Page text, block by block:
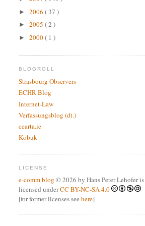
► 2006 ( 37 )
► 2005 ( 2 )
► 2000( 1 )
BLOGROLL
Strasbourg Observers
ECHR Blog
Internet-Law
Verfassungsblog (dt.)
cearta.ie
Kobuk
LICENSE
e-comm blog © 2026 by Hans Peter Lehofer is
licensed underCC BY-NC-SA 4.0
[for former licenses see here]